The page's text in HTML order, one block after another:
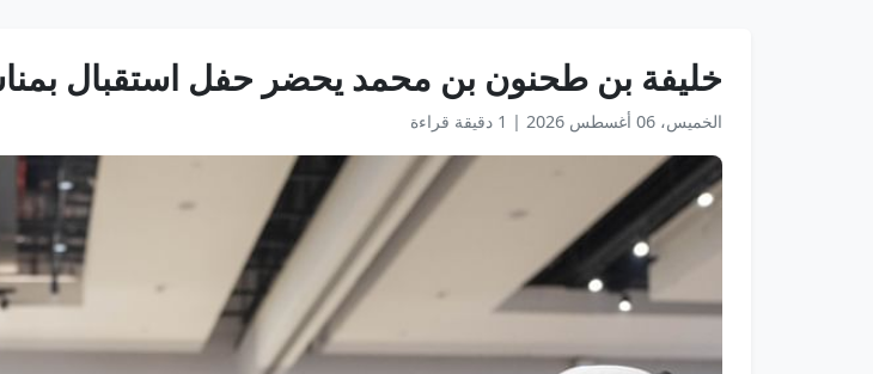
خليفة بن طحنون بن محمد يحضر حفل استقبال
الخميس، 06 أغسطس 2026 | 1 دقيقة قراءة